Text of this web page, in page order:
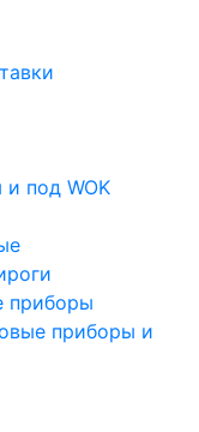
под WOK
приборы
приборы и